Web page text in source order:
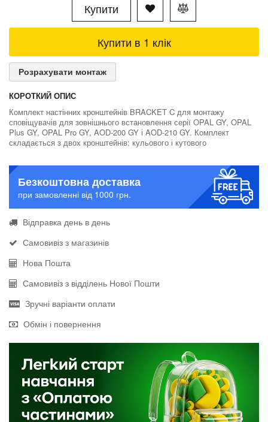
Купити
Купити в 1 клік
Розрахувати монтаж
КОРОТКИЙ ОПИС
Комплект настінних кронштейнів BRACKET C для монтажу
сповіщувачів для зовнішнього встановлення серії OPAL GY, OPAL
Plus GY, OPAL Pro GY, AOD-200 GY і AOD-210 GY. Комплект
складається з двох кронштейнів: кульового і кутового
Безкоштовна доставка
при замовленні від 1000 грн.
Відправка день в день
Самовивіз з магазинів
Нова Пошта
Самовивіз з відділень Нової Пошти
Зручні варіанти оплати
Обмін і повернення